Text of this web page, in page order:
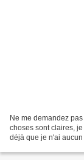
Ne me demandez
choses sont claires,
déjà que je n'ai